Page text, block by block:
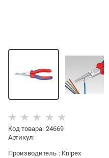
Код товара: 24669
Артикул:
Производитель : Knipex